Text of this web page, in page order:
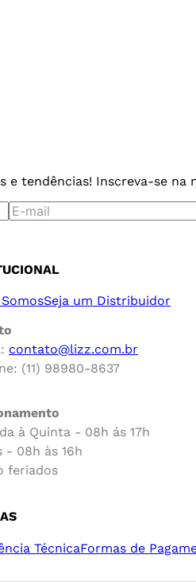
e tendências! Inscreva-se na
Seja um Distribuidor
contato@lizz.com.br
(11) 98980-8637
à Quinta - 08h ás 17h
- 08h às 16h
feriados
TécnicaFormas de